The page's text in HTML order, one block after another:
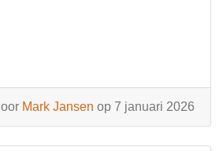
Mark Jansen op 7 januari 2026